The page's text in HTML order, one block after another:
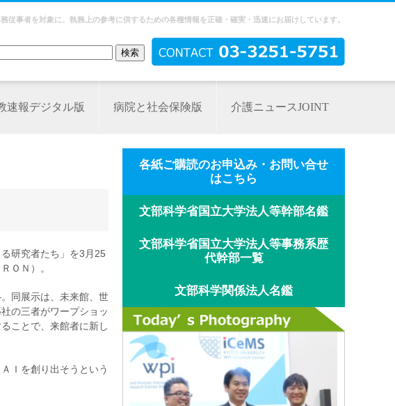
従事者を対象に、執務上の参考に供するための各種情報を正確・確実・迅速にお届けしています。
速報デジタル版 病院と社会保険版 介護ニュースJOINT
研究者たち」を3月25
ＯＮ）。
同展示は、未来館、世
の三者がワープショッ
ことで、来館者に新し
Ｉを創り出そうという
各紙ご購読のお申込み・お問い合せ
はこちら
文部科学省国立大学法人等幹部名鑑
文部科学省国立大学法人等事務系歴
代幹部一覧
文部科学関係法人名鑑